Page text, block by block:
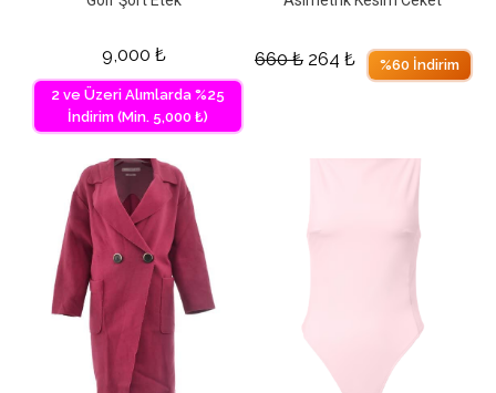
9,000 ₺
2 ve Üzeri Alımlarda %25
İndirim (Min. 5,000 ₺)
660₺ 264 ₺ %60 İndirim